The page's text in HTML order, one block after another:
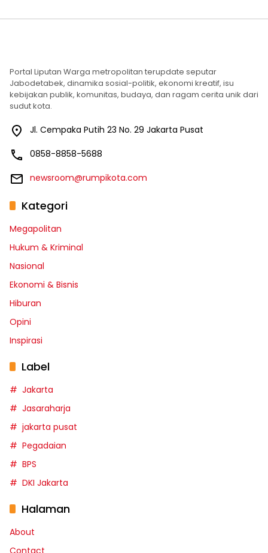
Portal Liputan Warga metropolitan terupdate seputar
Jabodetabek, dinamika sosial-politik, ekonomi kreatif, isu
kebijakan publik, komunitas, budaya, dan ragam cerita unik dari
sudut kota.
Jl. Cempaka Putih 23 No. 29 Jakarta Pusat
0858-8858-5688
newsroom@rumpikota.com
Kategori
Megapolitan
Hukum & Kriminal
Nasional
Ekonomi & Bisnis
Hiburan
Opini
Inspirasi
Label
Jakarta
Jasaraharja
jakarta pusat
Pegadaian
BPS
DKI Jakarta
Halaman
About
Contact